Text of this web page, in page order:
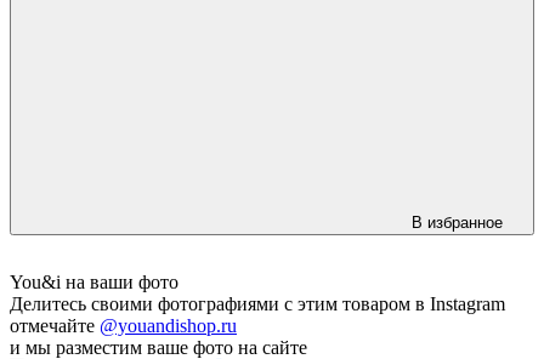
В избранное
You&i на ваши фото
Делитесь своими фотографиями с этим товаром в Instagram
отмечайте @youandishop.ru
и мы разместим ваше фото на сайте